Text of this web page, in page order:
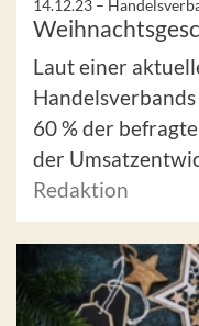
14.12.23 –
Laut einer
60 % der
der
Redaktion